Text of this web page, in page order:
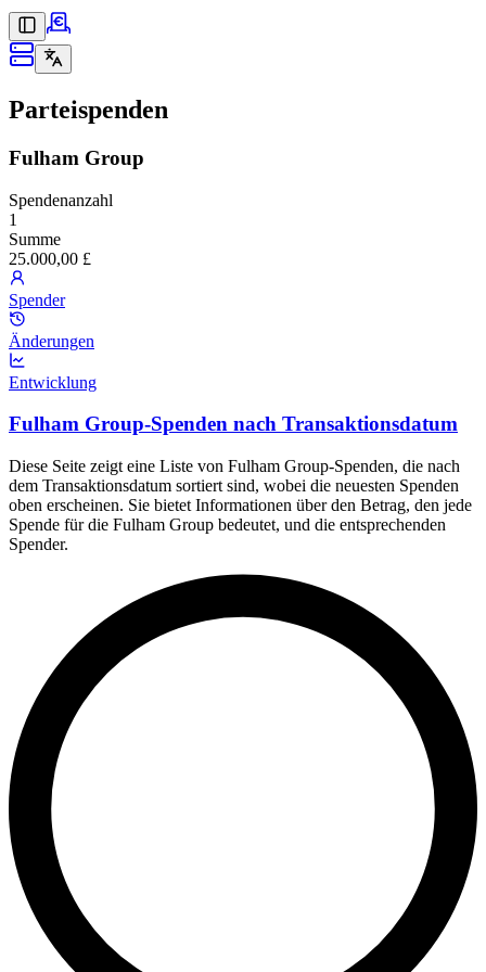
Parteispenden
Fulham Group
Spendenanzahl
1
Summe
25.000,00 £
Spender
Änderungen
Entwicklung
Fulham Group-Spenden nach Transaktionsdatum
Diese Seite zeigt eine Liste von Fulham Group-Spenden, die nach
dem Transaktionsdatum sortiert sind, wobei die neuesten Spenden
oben erscheinen. Sie bietet Informationen über den Betrag, den jede
Spende für die Fulham Group bedeutet, und die entsprechenden
Spender.